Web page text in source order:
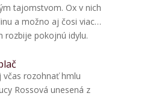
tajomstvom. Ox v nich
a možno aj čosi viac…
rozbije pokojnú idylu.
včas rozohnať hmlu
Rossová unesená z